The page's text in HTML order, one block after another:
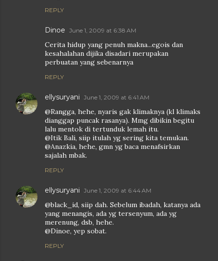
REPLY
Dinoe June 1, 2009 at 6:38 AM
Cerita hidup yang penuh makna...egois dan
kesahalahan dijika disadari merupakan
perbuatan yang sebenarnya
REPLY
ellysuryani June 1, 2009 at 6:41 AM
@Rangga, hehe, nyaris gak klimaknya (kl klimaks
dianggap puncak rasanya). Mmg dibikin begitu
lalu mentok di tertunduk lemah itu.
@Itik Bali, siip itulah yg sering kita temukan.
@Anazkia, hehe, gmn yg baca menafsirkan
sajalah mbak.
REPLY
ellysuryani June 1, 2009 at 6:44 AM
@black_id, siip dah. Sebelum ibadah, katanya ada
yang menangis, ada yg tersenyum, ada yg
merenung, dsb, hehe.
@Dinoe, yep sobat.
REPLY